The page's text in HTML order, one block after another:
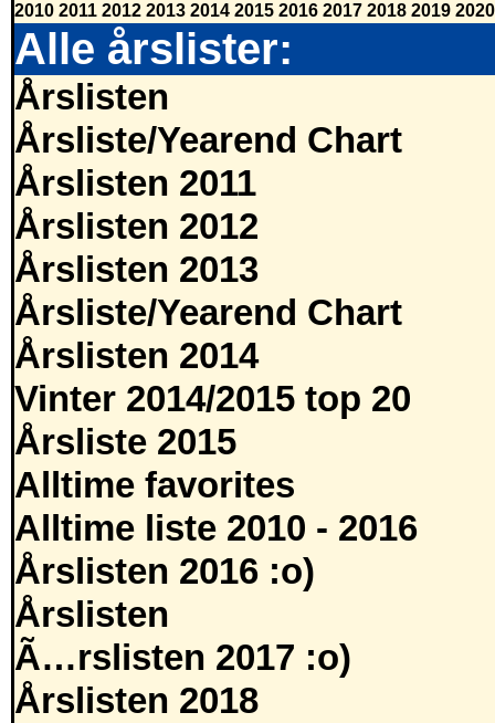
2010 2011 2012 2013 2014 2015 2016 2017 2018 2019 2020
Alle årslister:
Årslisten
Årsliste/Yearend Chart
Årslisten 2011
Årslisten 2012
Årslisten 2013
Årsliste/Yearend Chart
Årslisten 2014
Vinter 2014/2015 top 20
Årsliste 2015
Alltime favorites
Alltime liste 2010 - 2016
Årslisten 2016 :o)
Årslisten
Ã…rslisten 2017 :o)
Årslisten 2018